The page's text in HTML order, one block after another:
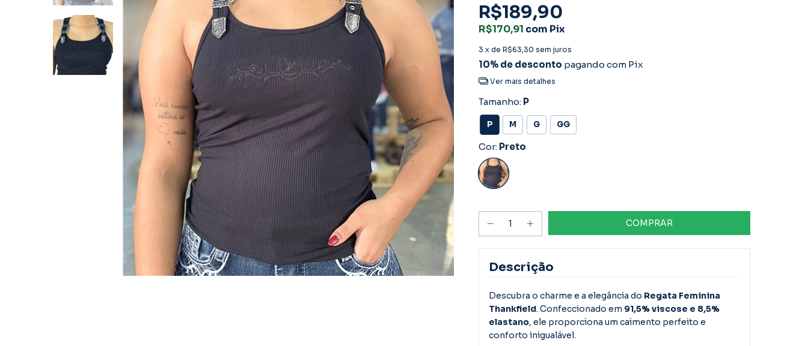
R$189,90
R$170,91 com Pix
3 x de R$63,30 sem juros
10% de desconto pagando com Pix
Ver mais detalhes
Tamanho: P
P M G GG
Cor: Preto
Descrição
Descubra o charme e a elegância do Regata Feminina
Thankfield. Confeccionado em 91,5% viscose e 8,5%
elastano, ele proporciona um caimento perfeito e
conforto inigualável.